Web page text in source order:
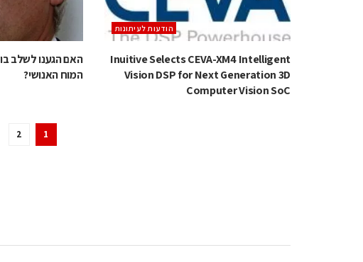
הודעות לעיתונות
Inuitive Selects CEVA-XM4 Intelligent
Vision DSP for Next Generation 3D
Computer Vision SoC
האם הגענו לשלב
המוח האנושי?
1
2